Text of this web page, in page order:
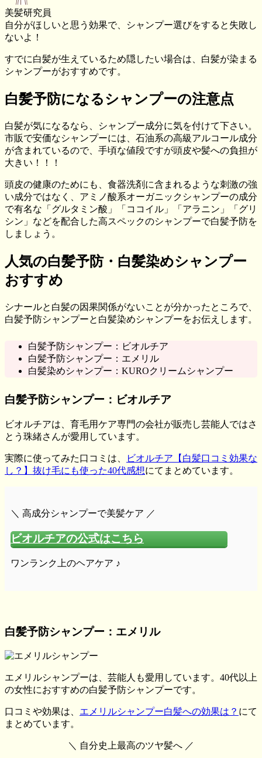
美髪研究員
自分がほしいと思う効果で、シャンプー選びをすると失敗し
ないよ！
すでに白髪が生えているため隠したい場合は、白髪が染まる
シャンプーがおすすめです。
白髪予防になるシャンプーの注意点
白髪が気になるなら、シャンプー成分に気を付けて下さい。
市販で安価なシャンプーには、石油系の高級アルコール成分
が含まれているので、手頃な値段ですが頭皮や髪への負担が
大きい！！！
頭皮の健康のためにも、食器洗剤に含まれるような刺激の強
い成分ではなく、アミノ酸系オーガニックシャンプーの成分
で有名な「グルタミン酸」「ココイル」「アラニン」「グリ
シン」などを配合した高スペックのシャンプーで白髪予防を
しましょう。
人気の白髪予防・白髪染めシャンプー
おすすめ
シナールと白髪の因果関係がないことが分かったところで、
白髪予防シャンプーと白髪染めシャンプーをお伝えします。
白髪予防シャンプー：ビオルチア
白髪予防シャンプー：エメリル
白髪染めシャンプー：KUROクリームシャンプー
白髪予防シャンプー：ビオルチア
ビオルチアは、育毛用ケア専門の会社が販売し芸能人ではさ
とう珠緒さんが愛用しています。
実際に使ってみた口コミは、
ビオルチア【白髪口コミ効果な
し？】抜け毛にも使った40代感想にてまとめています。
＼ 高成分シャンプーで美髪ケア ／
ビオルチアの公式はこちら
ワンランク上のヘアケア ♪
白髪予防シャンプー：エメリル
エメリルシャンプーは、芸能人も愛用しています。40代以上
の女性におすすめの白髪予防シャンプーです。
口コミや効果は、 エメリルシャンプー白髪への効果は？ にて
まとめています。
＼ 自分史上最高のツヤ髪へ ／